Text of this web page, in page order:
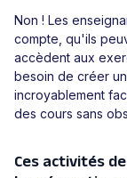
Non ! Les
compte, qu'ils
accèdent aux
besoin de créer
incroyablement
des cours sans
Ces activités